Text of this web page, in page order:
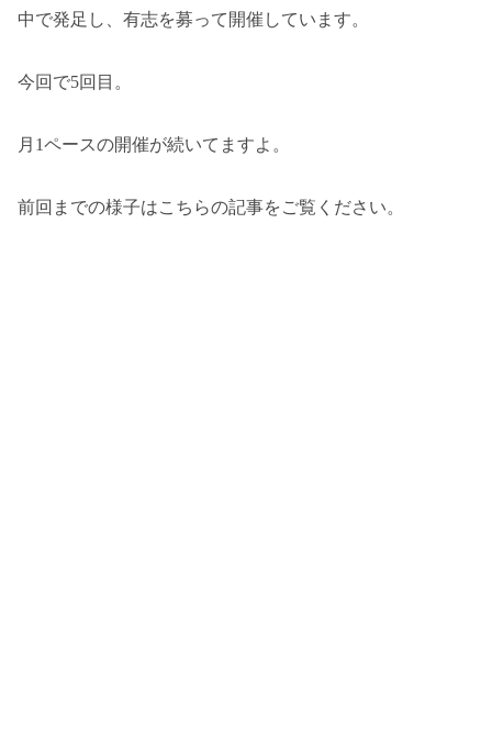
中で発足し、有志を募って開催しています。
今回で5回目。
月1ペースの開催が続いてますよ。
前回までの様子はこちらの記事をご覧ください。